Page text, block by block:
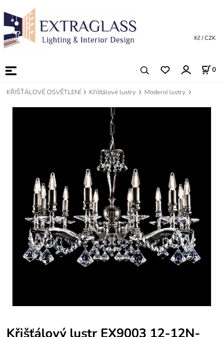
0
Kč / CZK
KŘIŠŤÁLOVÉ OSVĚTLENÍ Křišťálové lustry Moderní lustry
Křišťálový lustr EX9003 12-12N-